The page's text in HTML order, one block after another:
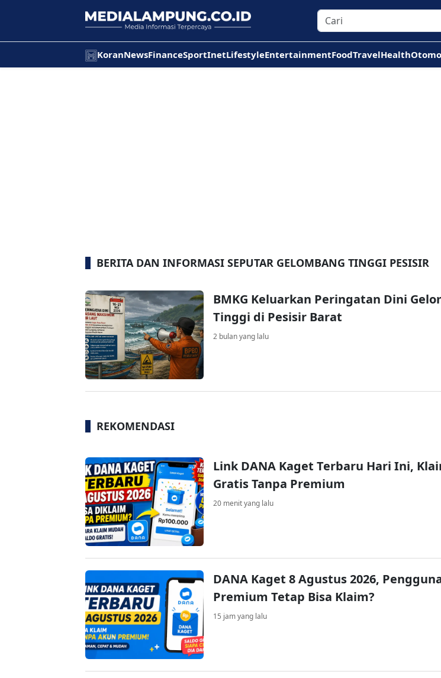
KoranNewsFinanceSportInetLifestyleEntertainmentFoodTravelHealth
BERITA DAN INFORMASI SEPUTAR GELOMBANG TINGGI PESISIR
BMKG Keluarkan Peringatan Dini
Tinggi di Pesisir Barat
2 bulan yang lalu
REKOMENDASI
Link DANA Kaget Terbaru Hari Ini,
Gratis Tanpa Premium
20 menit yang lalu
DANA Kaget 8 Agustus 2026,
Premium Tetap Bisa Klaim?
15 jam yang lalu